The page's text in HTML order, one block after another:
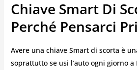
Chiave Smart Di
Perché Pensarci
Avere una chiave Smart di scorta è
soprattutto se usi l’auto ogni giorno a